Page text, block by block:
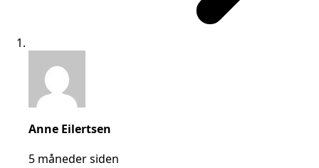
Anne Eilertsen
5 måneder siden